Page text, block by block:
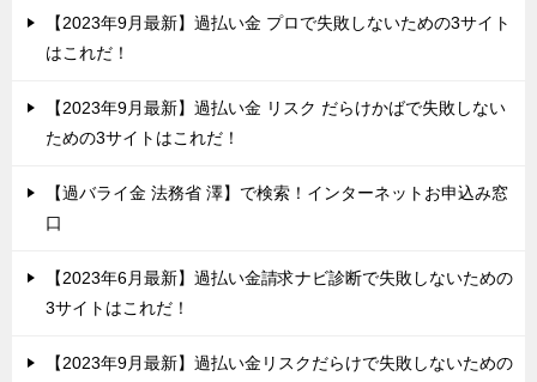
【2023年9月最新】過払い金 プロで失敗しないための3サイト
はこれだ！
【2023年9月最新】過払い金 リスク だらけかばで失敗しない
ための3サイトはこれだ！
【過バライ金 法務省 澤】で検索！インターネットお申込み窓
口
【2023年6月最新】過払い金請求ナビ診断で失敗しないための
3サイトはこれだ！
【2023年9月最新】過払い金リスクだらけで失敗しないための